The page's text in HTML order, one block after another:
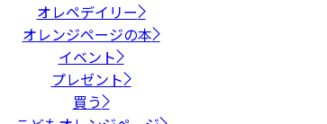
オレペデイリー
オレンジページの本
イベント
プレゼント
買う